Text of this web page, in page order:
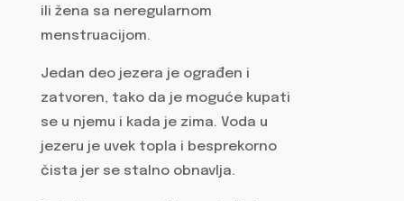
ili žena sa neregularnom
menstruacijom.
Jedan deo jezera je ograđen i
zatvoren, tako da je moguće kupati
se u njemu i kada je zima. Voda u
jezeru je uvek topla i besprekorno
čista jer se stalno obnavlja.